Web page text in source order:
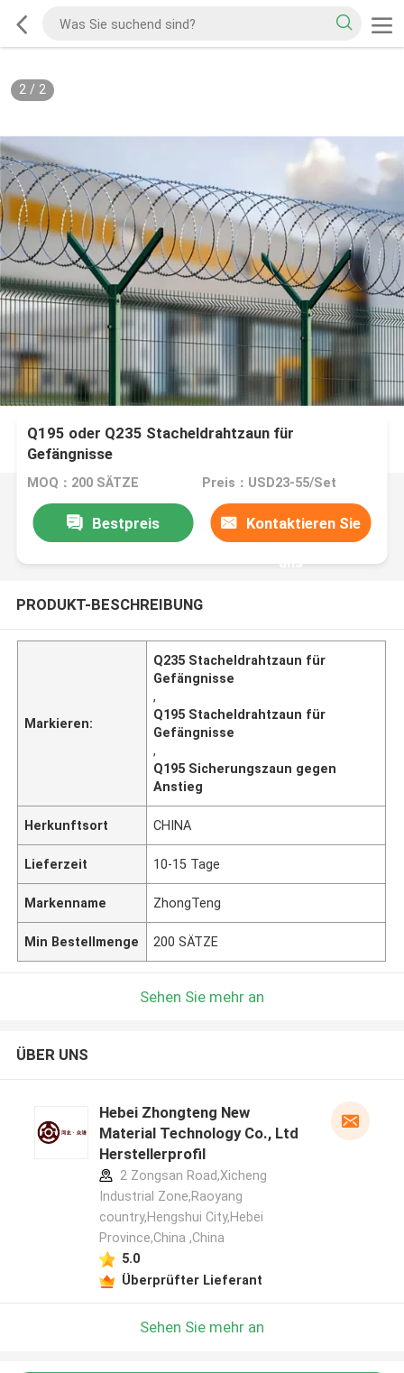
2/ 2
Q195 oder Q235 Stacheldrahtzaun für
Gefängnisse
MOQ：200 SÄTZE Preis：USD23-55/Set
Bestpreis Kontaktieren Sie
uns
PRODUKT-BESCHREIBUNG
Markieren:
Q235 Stacheldrahtzaun für
Gefängnisse
,
Q195 Stacheldrahtzaun für
Gefängnisse
,
Q195 Sicherungszaun gegen
Anstieg
Herkunftsort CHINA
Lieferzeit 10-15 Tage
Markenname ZhongTeng
Min Bestellmenge 200 SÄTZE
Sehen Sie mehr an
ÜBER UNS
Hebei Zhongteng New
Material Technology Co., Ltd
Herstellerprofil
2 Zongsan Road,Xicheng
Industrial Zone,Raoyang
country,Hengshui City,Hebei
Province,China ,China
5.0
Überprüfter Lieferant
Sehen Sie mehr an